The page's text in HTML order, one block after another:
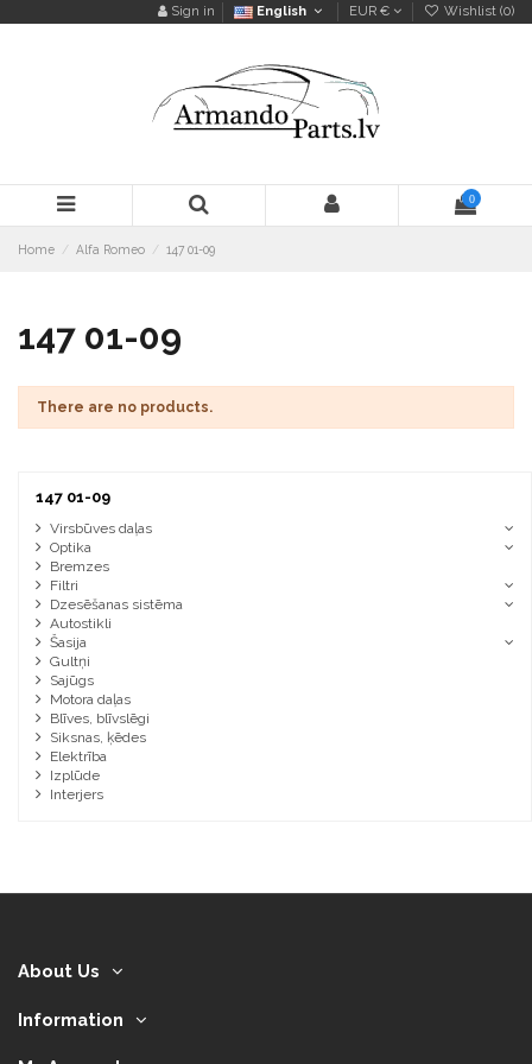
Sign in English EUR € Wishlist (0)
0
Home Alfa Romeo 147 01-09
147 01-09
There are no products.
147 01-09
Virsbūves daļas
Optika
Bremzes
Filtri
Dzesēšanas sistēma
Autostikli
Šasija
Gultņi
Sajūgs
Motora daļas
Blīves, blīvslēgi
Siksnas, ķēdes
Elektrība
Izplūde
Interjers
About Us
Information